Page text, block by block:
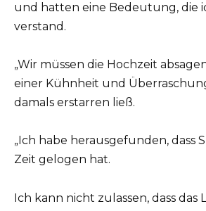
und hatten eine Bedeutung, die
verstand.
„Wir müssen die Hochzeit
einer Kühnheit und
damals erstarren ließ.
„Ich habe herausgefunden, dass
Zeit gelogen hat.
Ich kann nicht zulassen, dass das